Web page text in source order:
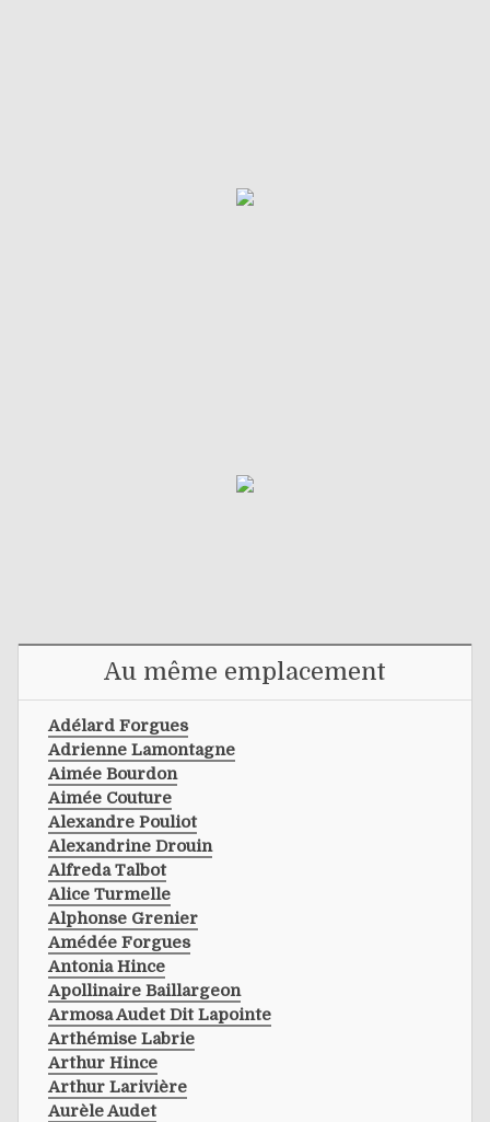
Au même emplacement
Adélard Forgues
Adrienne Lamontagne
Aimée Bourdon
Aimée Couture
Alexandre Pouliot
Alexandrine Drouin
Alfreda Talbot
Alice Turmelle
Alphonse Grenier
Amédée Forgues
Antonia Hince
Apollinaire Baillargeon
Armosa Audet Dit Lapointe
Arthémise Labrie
Arthur Hince
Arthur Larivière
Aurèle Audet